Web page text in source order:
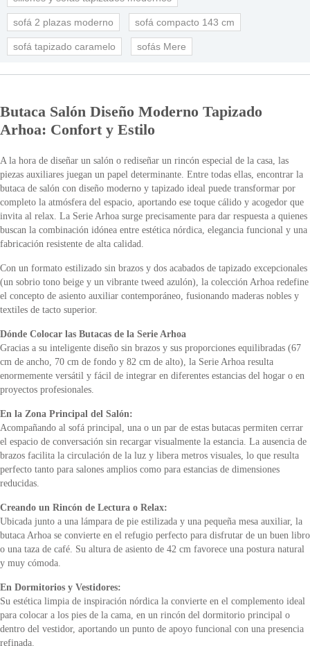
sofá 2 plazas moderno sofá compacto 143 cm
sofá tapizado caramelo sofás Mere
Butaca Salón Diseño Moderno Tapizado
Arhoa: Confort y Estilo
A la hora de diseñar un salón o rediseñar un rincón especial de la casa, las
piezas auxiliares juegan un papel determinante. Entre todas ellas, encontrar la
butaca de salón con diseño moderno y tapizado ideal puede transformar por
completo la atmósfera del espacio, aportando ese toque cálido y acogedor que
invita al relax. La Serie Arhoa surge precisamente para dar respuesta a quienes
buscan la combinación idónea entre estética nórdica, elegancia funcional y una
fabricación resistente de alta calidad.
Con un formato estilizado sin brazos y dos acabados de tapizado excepcionales
(un sobrio tono beige y un vibrante tweed azulón), la colección Arhoa redefine
el concepto de asiento auxiliar contemporáneo, fusionando maderas nobles y
textiles de tacto superior.
Dónde Colocar las Butacas de la Serie Arhoa
Gracias a su inteligente diseño sin brazos y sus proporciones equilibradas (67
cm de ancho, 70 cm de fondo y 82 cm de alto), la Serie Arhoa resulta
enormemente versátil y fácil de integrar en diferentes estancias del hogar o en
proyectos profesionales.
En la Zona Principal del Salón:
Acompañando al sofá principal, una o un par de estas butacas permiten cerrar
el espacio de conversación sin recargar visualmente la estancia. La ausencia de
brazos facilita la circulación de la luz y libera metros visuales, lo que resulta
perfecto tanto para salones amplios como para estancias de dimensiones
reducidas.
Creando un Rincón de Lectura o Relax:
Ubicada junto a una lámpara de pie estilizada y una pequeña mesa auxiliar, la
butaca Arhoa se convierte en el refugio perfecto para disfrutar de un buen libro
o una taza de café. Su altura de asiento de 42 cm favorece una postura natural
y muy cómoda.
En Dormitorios y Vestidores:
Su estética limpia de inspiración nórdica la convierte en el complemento ideal
para colocar a los pies de la cama, en un rincón del dormitorio principal o
dentro del vestidor, aportando un punto de apoyo funcional con una presencia
refinada.